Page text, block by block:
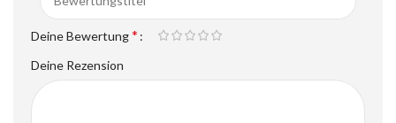
Deine Bewertung*
Deine Rezension